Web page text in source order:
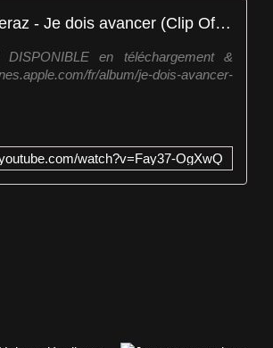
Sheraz - Je dois avancer (Clip Officiel)
en téléchargement &
fr/album/je-dois-avancer-
watch?v=Fay37-OgXwQ